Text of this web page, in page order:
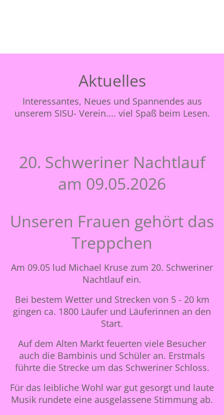
Aktuelles
Interessantes, Neues und Spannendes aus
unserem SISU- Verein.... viel Spaß beim Lesen.
20. Schweriner Nachtlauf
am 09.05.2026
Unseren Frauen gehört das
Treppchen
Am 09.05 lud Michael Kruse zum 20. Schweriner
Nachtlauf ein.
Bei bestem Wetter und Strecken von 5 - 20 km
gingen ca. 1800 Läufer und Läuferinnen an den
Start.
Auf dem Alten Markt feuerten viele Besucher
auch die Bambinis und Schüler an. Erstmals
führte die Strecke um das Schweriner Schloss.
Für das leibliche Wohl war gut gesorgt und laute
Musik rundete eine ausgelassene Stimmung ab.